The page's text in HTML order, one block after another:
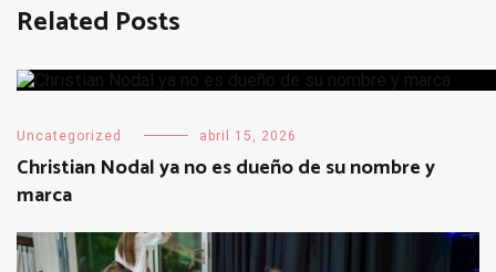
Related Posts
Uncategorized abril 15, 2026
Christian Nodal ya no es dueño de su nombre y
marca